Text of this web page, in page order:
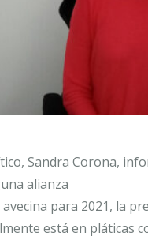
Sandra Corona,
alianza
para 2021, la
está en pláticas